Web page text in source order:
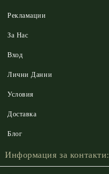
Рекламации
За Нас
Вход
Лични Данни
Условия
Доставка
Блог
Информация за контакти: